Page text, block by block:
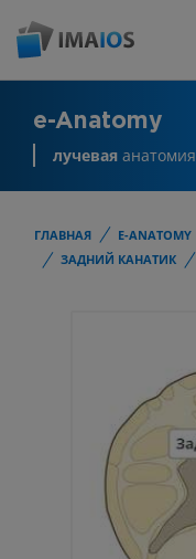
e-Anatomy
лучевая анатомия
ГЛАВНАЯ E-ANATOMY
ЗАДНИЙ КАНАТИК